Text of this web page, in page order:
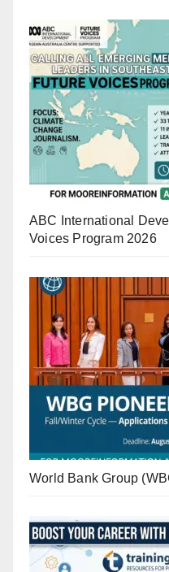
ABC International
Voices Program 2026
World Bank Group